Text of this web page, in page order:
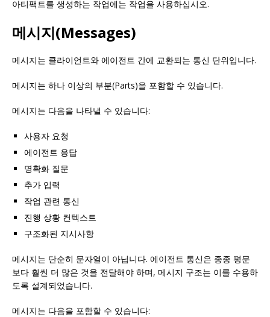
아티팩트를 생성하는 작업에는 작업을 사용하십시오.
메시지(Messages)
메시지는 클라이언트와 에이전트 간에 교환되는 통신 단위입니다.
메시지는 하나 이상의 부분(Parts)을 포함할 수 있습니다.
메시지는 다음을 나타낼 수 있습니다:
사용자 요청
에이전트 응답
명확화 질문
추가 입력
작업 관련 통신
진행 상황 컨텍스트
구조화된 지시사항
메시지는 단순히 문자열이 아닙니다. 에이전트 통신은 종종 평문
보다 훨씬 더 많은 것을 전달해야 하며, 메시지 구조는 이를 수용하
도록 설계되었습니다.
메시지는 다음을 포함할 수 있습니다: